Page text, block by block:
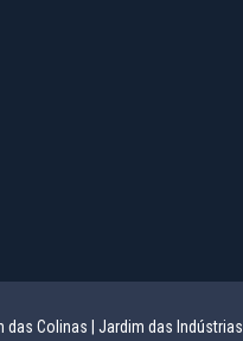
das Colinas | Jardim das Indústrias |